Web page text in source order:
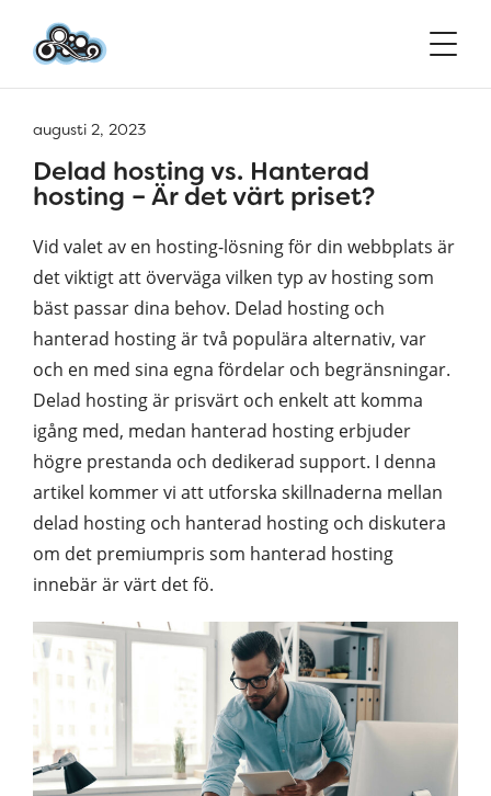
augusti 2, 2023
Delad hosting vs. Hanterad
hosting – Är det värt priset?
Vid valet av en hosting-lösning för din webbplats är
det viktigt att överväga vilken typ av hosting som
bäst passar dina behov. Delad hosting och
hanterad hosting är två populära alternativ, var
och en med sina egna fördelar och begränsningar.
Delad hosting är prisvärt och enkelt att komma
igång med, medan hanterad hosting erbjuder
högre prestanda och dedikerad support. I denna
artikel kommer vi att utforska skillnaderna mellan
delad hosting och hanterad hosting och diskutera
om det premiumpris som hanterad hosting
innebär är värt det fö.